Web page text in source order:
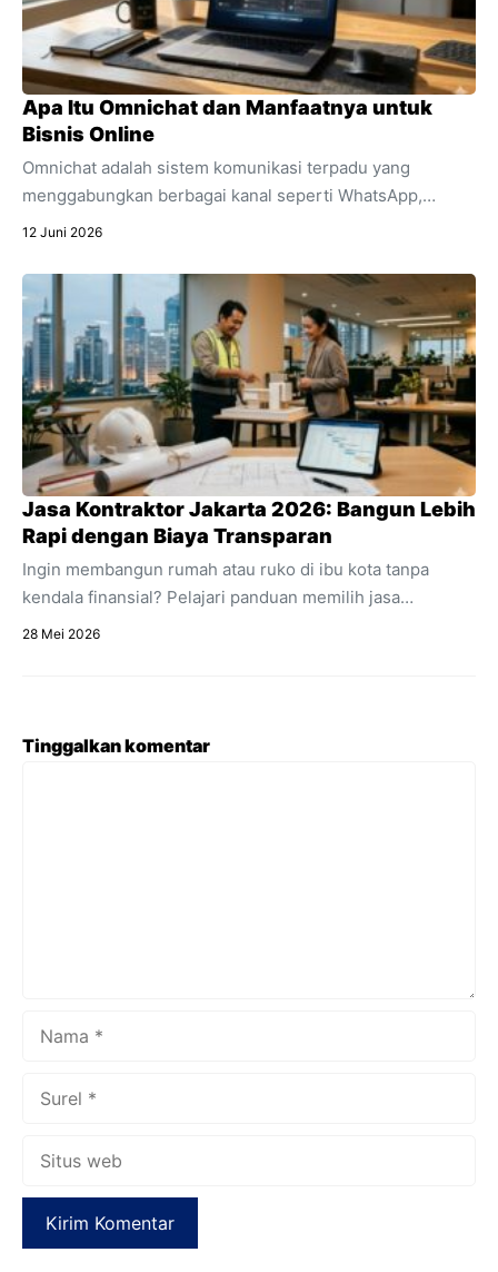
Apa Itu Omnichat dan Manfaatnya untuk
Bisnis Online
Omnichat adalah sistem komunikasi terpadu yang
menggabungkan berbagai kanal seperti WhatsApp,
Instagram, dan live chat ke dalam satu dashboard.
perbedaannya dengan multichannel, dan manfaat
utamanya untuk efisiensi bisnis online Anda.
12 Juni 2026
Jasa Kontraktor Jakarta 2026: Bangun Lebih
Rapi dengan Biaya Transparan
Ingin membangun rumah atau ruko di ibu kota tanpa
kendala finansial? Pelajari panduan memilih jasa
kontraktor Jakarta dengan estimasi RAB transparan dan
28 Mei 2026
Tinggalkan komentar